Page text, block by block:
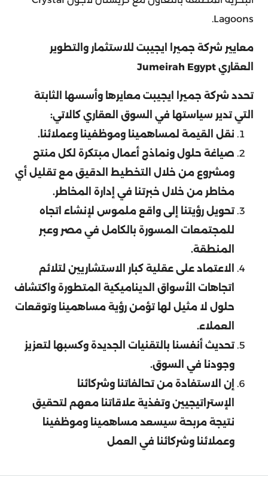
Lagoons.
معايير شركة جميرا ايجيبت للاستثمار والتطوير
العقاري Jumeirah Egypt
تحدد شركة جميرا ايجيبت معايرها وأسسها الثابتة
التي تدير سياستها في السوق العقاري كالاتي:
نقل القيمة لمساهمينا وموظفينا وعملائنا.
صياغة حلول ونماذج أعمال مبتكرة لكل منتج
ومشروع من خلال التخطيط الدقيق مع تقليل أي
مخاطر من خلال خبرتنا في إدارة المخاطر.
تحويل رؤيتنا إلى واقع ملموس لإنشاء اتجاه
للمجتمعات المسورة بالكامل في مصر وعبر
المنطقة.
الاعتماد على عقلية كبار الاستشاريين لتلائم
اتجاهات الأسواق الديناميكية المتطورة واكتشاف
حلول لا مثيل لها تؤمن رؤية مساهمينا وتوقعات
العملاء.
تحديث أنفسنا بالتقنيات الجديدة وكسبها لتعزيز
وجودنا في السوق.
إن الاستفادة من تحالفاتنا وشركائنا
الإستراتيجيين وتغذية علاقاتنا معهم لتحقيق
نتيجة مربحة سيسعد مساهمينا وموظفينا
وعملائنا وشركائنا في العمل